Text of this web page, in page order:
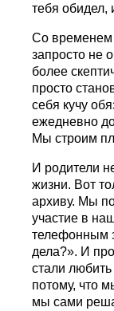
тебя обидел,
Со временем
запросто не
более
просто
себя кучу
ежедневно
Мы строим
И родители
жизни. Вот
архиву. Мы
участие в
телефонным
дела?». И
стали
потому, что
мы сами